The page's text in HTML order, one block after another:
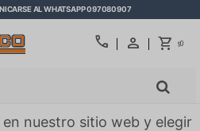
AL WHATSAPP 097080907
call $0
nuestro sitio web y elegir